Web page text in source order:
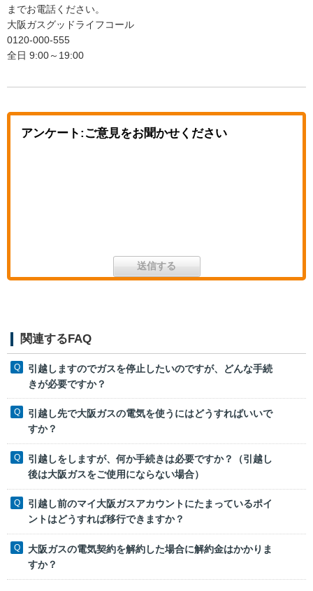
までお電話ください。
大阪ガスグッドライフコール
0120-000-555
全日 9:00～19:00
アンケート:ご意見をお聞かせください
関連するFAQ
引越しますのでガスを停止したいのですが、どんな手続
きが必要ですか？
引越し先で大阪ガスの電気を使うにはどうすればいいで
すか？
引越しをしますが、何か手続きは必要ですか？（引越し
後は大阪ガスをご使用にならない場合）
引越し前のマイ大阪ガスアカウントにたまっているポイ
ントはどうすれば移行できますか？
大阪ガスの電気契約を解約した場合に解約金はかかりま
すか？